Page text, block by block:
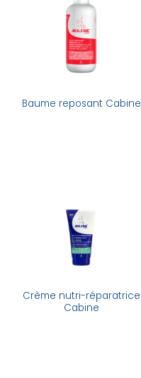
Baume reposant Cabine
Crème nutri-réparatrice
Cabine